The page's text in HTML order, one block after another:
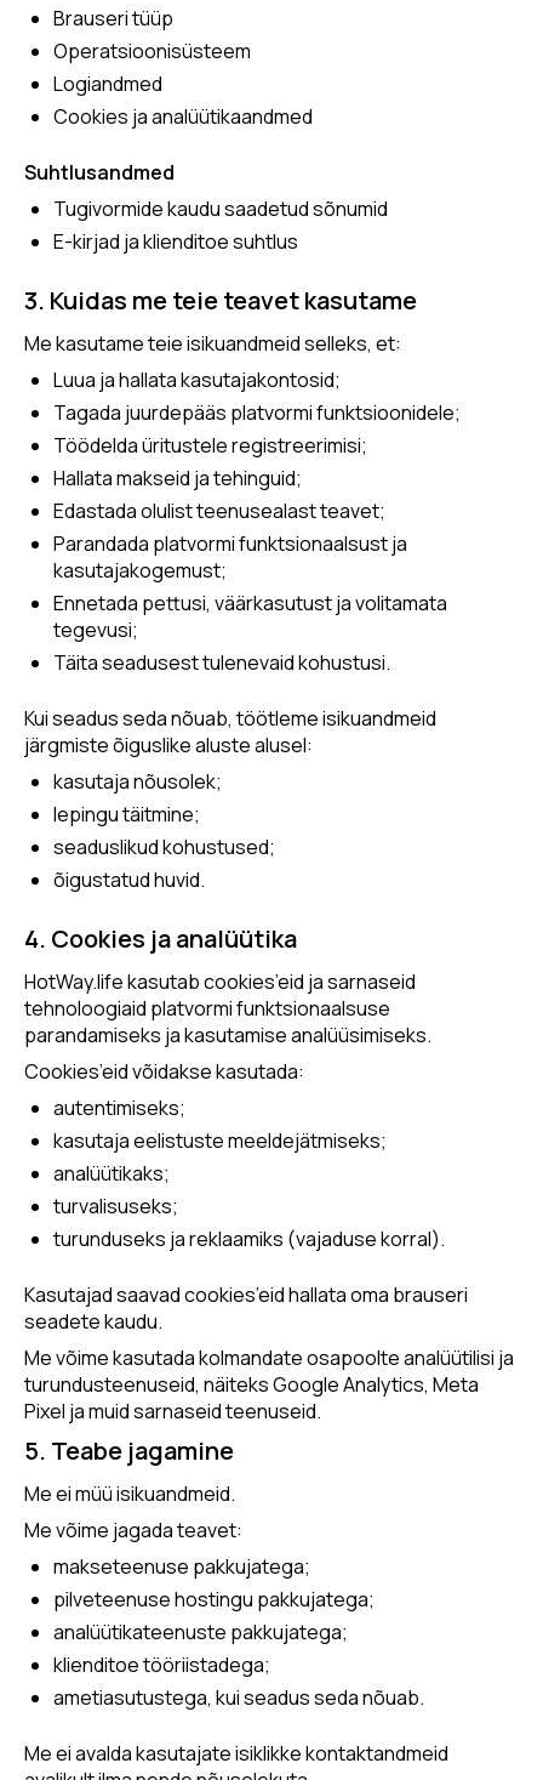
Brauseri tüüp
Operatsioonisüsteem
Logiandmed
Cookies ja analüütikaandmed
Suhtlusandmed
Tugivormide kaudu saadetud sõnumid
E-kirjad ja klienditoe suhtlus
3. Kuidas me teie teavet kasutame
Me kasutame teie isikuandmeid selleks, et:
Luua ja hallata kasutajakontosid;
Tagada juurdepääs platvormi funktsioonidele;
Töödelda üritustele registreerimisi;
Hallata makseid ja tehinguid;
Edastada olulist teenusealast teavet;
Parandada platvormi funktsionaalsust ja
kasutajakogemust;
Ennetada pettusi, väärkasutust ja volitamata
tegevusi;
Täita seadusest tulenevaid kohustusi.
Kui seadus seda nõuab, töötleme isikuandmeid
järgmiste õiguslike aluste alusel:
kasutaja nõusolek;
lepingu täitmine;
seaduslikud kohustused;
õigustatud huvid.
4. Cookies ja analüütika
HotWay.life kasutab cookies’eid ja sarnaseid
tehnoloogiaid platvormi funktsionaalsuse
parandamiseks ja kasutamise analüüsimiseks.
Cookies’eid võidakse kasutada:
autentimiseks;
kasutaja eelistuste meeldejätmiseks;
analüütikaks;
turvalisuseks;
turunduseks ja reklaamiks (vajaduse korral).
Kasutajad saavad cookies’eid hallata oma brauseri
seadete kaudu.
Me võime kasutada kolmandate osapoolte analüütilisi ja
turundusteenuseid, näiteks Google Analytics, Meta
Pixel ja muid sarnaseid teenuseid.
5. Teabe jagamine
Me ei müü isikuandmeid.
Me võime jagada teavet:
makseteenuse pakkujatega;
pilveteenuse hostingu pakkujatega;
analüütikateenuste pakkujatega;
klienditoe tööriistadega;
ametiasutustega, kui seadus seda nõuab.
Me ei avalda kasutajate isiklikke kontaktandmeid